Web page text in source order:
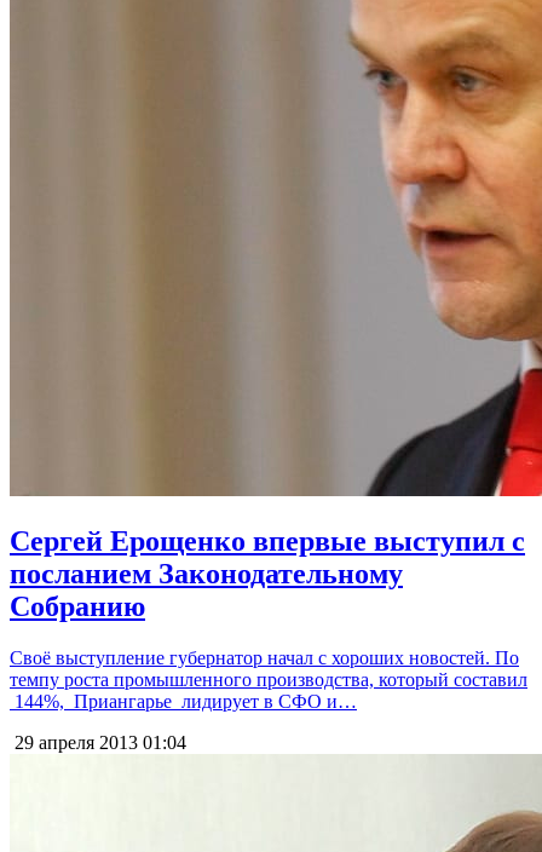
Сергей Ерощенко впервые выступил с
посланием Законодательному
Собранию
Своё выступление губернатор начал с хороших новостей. По
темпу роста промышленного производства, который составил
144%, Приангарье лидирует в СФО и…
29 апреля 2013 01:04